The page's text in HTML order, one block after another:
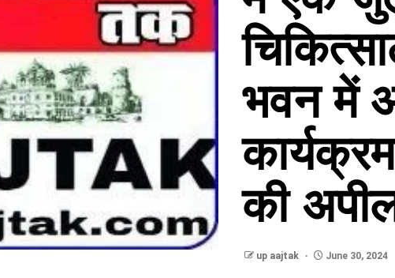
भवन में
की
up aajtak June 30, 2024